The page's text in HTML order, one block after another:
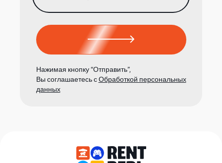
Нажимая кнопку “Отправить”,
Вы соглашаетесь сОбработкой персональных
данных